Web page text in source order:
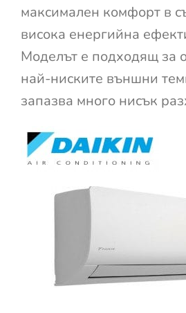
максимален комфорт в
висока енергийна
Моделът е подходящ за
най-ниските външни
запазва много нисък